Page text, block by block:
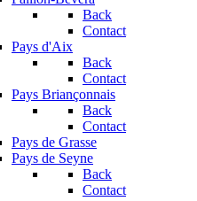
Back
Contact
Pays d'Aix
Back
Contact
Pays Briançonnais
Back
Contact
Pays de Grasse
Pays de Seyne
Back
Contact